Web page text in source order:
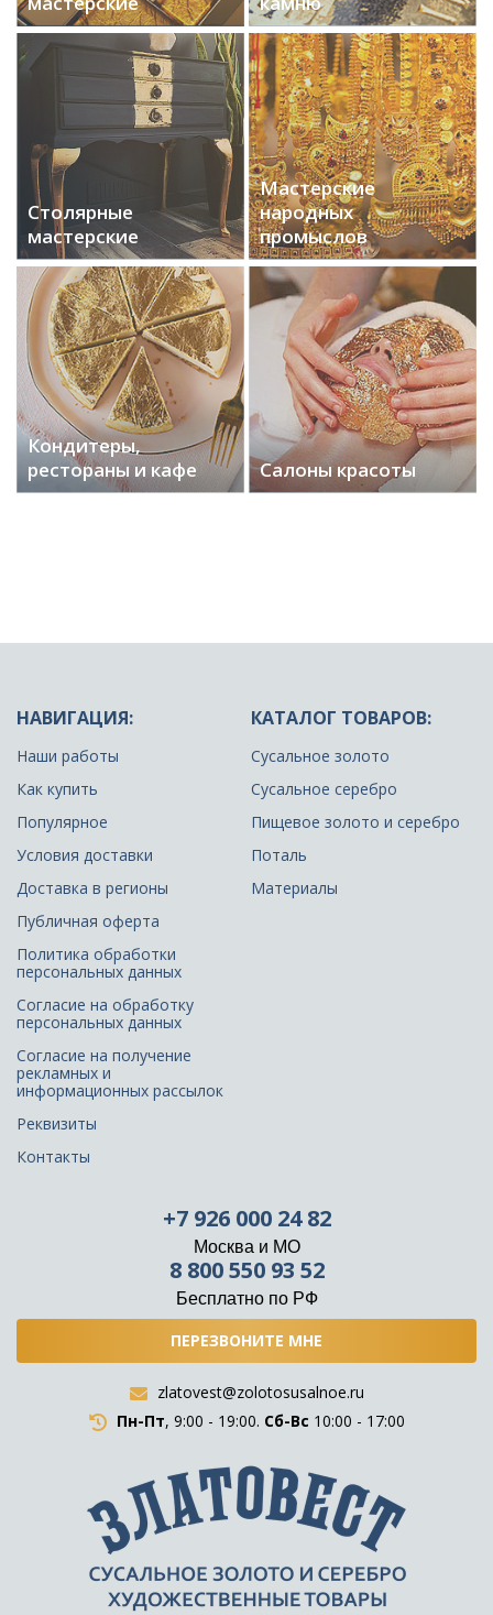
Столярные
мастерские
Мастерские
народных
промыслов
Кондитеры,
рестораны и кафе
Салоны красоты
НАВИГАЦИЯ:
Наши работы
Как купить
Популярное
Условия доставки
Доставка в регионы
Публичная оферта
Политика обработки
персональных данных
Согласие на обработку
персональных данных
Согласие на получение
рекламных и
информационных рассылок
Реквизиты
Контакты
КАТАЛОГ ТОВАРОВ:
Сусальное золото
Сусальное серебро
Пищевое золото и серебро
Поталь
Материалы
+7 926 000 24 82
Москва и МО
8 800 550 93 52
Бесплатно по РФ
ПЕРЕЗВОНИТЕ МНЕ
zlatovest@zolotosusalnoe.ru
Пн-Пт, 9:00 - 19:00. Сб-Вс 10:00 - 17:00